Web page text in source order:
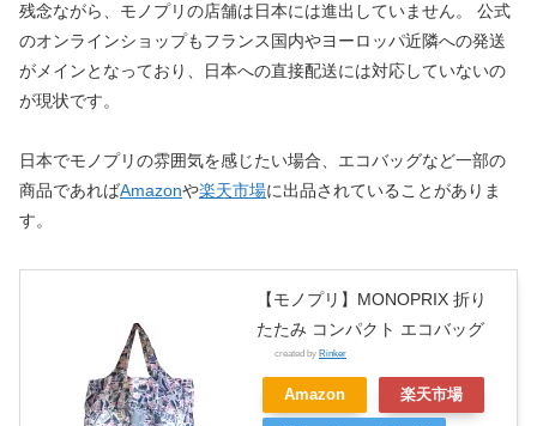
残念ながら、モノプリの店舗は日本には進出していません。 公式
のオンラインショップもフランス国内やヨーロッパ近隣への発送
がメインとなっており、日本への直接配送には対応していないの
が現状です。
日本でモノプリの雰囲気を感じたい場合、エコバッグなど一部の
商品であればAmazonや楽天市場に出品されていることがありま
す。
【モノプリ】MONOPRIX 折り
たたみ コンパクト エコバッグ
created by Rinker
Amazon 楽天市場